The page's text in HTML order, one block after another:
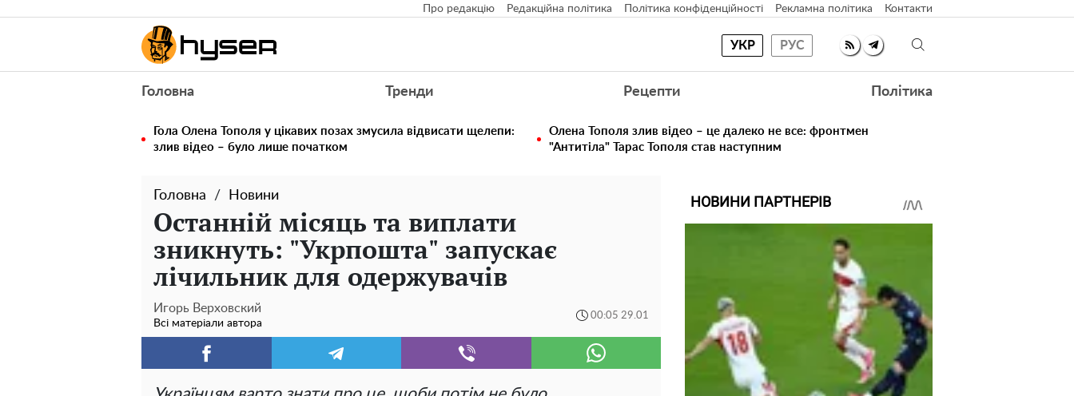
Про редакцію Редакційна політика Політика конфіденційності Рекламна політика Контакти
УКР РУС
Головна Тренди Рецепти Політика
Гола Олена Тополя у цікавих позах змусила відвисати щелепи:
злив відео – було лише початком
Олена Тополя злив відео – це далеко не все: фронтмен
"Антитіла" Тарас Тополя став наступним
Головна Новини
Останній місяць та виплати
зникнуть: "Укрпошта" запускає
лічильник для одержувачів
Игорь Верховский
Всі матеріали автора
00:05 29.01
НОВИНИ ПАРТНЕРІВ